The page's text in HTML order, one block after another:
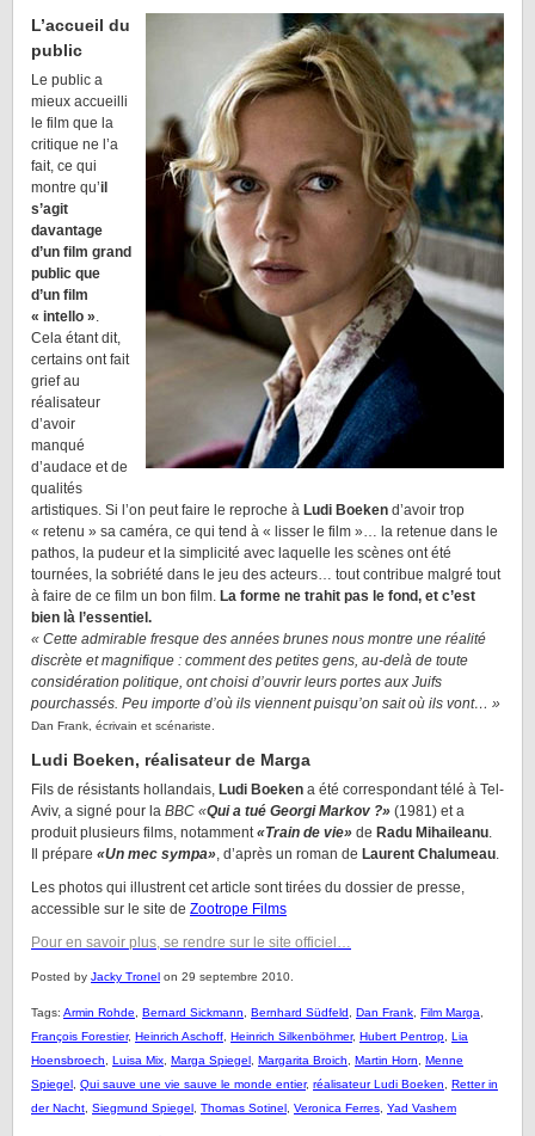
L’accueil du
public
Le public a
mieux accueilli
le film que la
critique ne l’a
fait, ce qui
montre qu’il
s’agit
davantage
d’un film grand
public que
d’un film
« intello ».
Cela étant dit,
certains ont fait
grief au
réalisateur
d’avoir
manqué
d’audace et de
qualités
artistiques. Si l’on peut faire le reproche à Ludi Boeken d’avoir trop
« retenu » sa caméra, ce qui tend à « lisser le film »… la retenue dans le
pathos, la pudeur et la simplicité avec laquelle les scènes ont été
tournées, la sobriété dans le jeu des acteurs… tout contribue malgré tout
à faire de ce film un bon film. La forme ne trahit pas le fond, et c’est
bien là l’essentiel.
« Cette admirable fresque des années brunes nous montre une réalité
discrète et magnifique : comment des petites gens, au-delà de toute
considération politique, ont choisi d’ouvrir leurs portes aux Juifs
pourchassés. Peu importe d’où ils viennent puisqu’on sait où ils vont… »
Dan Frank, écrivain et scénariste.
Ludi Boeken, réalisateur de Marga
Fils de résistants hollandais, Ludi Boeken a été correspondant télé à Tel-
Aviv, a signé pour la BBC «Qui a tué Georgi Markov ?» (1981) et a
produit plusieurs films, notamment«Train de vie» de Radu Mihaileanu.
Il prépare «Un mec sympa», d’après un roman de Laurent Chalumeau.
Les photos qui illustrent cet article sont tirées du dossier de presse,
accessible sur le site de Zootrope Films
Pour en savoir plus, se rendre sur le site officiel…
Posted by Jacky Tronel on 29 septembre 2010.
Tags: Armin Rohde Bernard Sickmann Bernhard Südfeld Dan Frank Film Marga
François Forestier, Heinrich Aschoff Heinrich Silkenböhmer, Hubert Pentrop Lia
Hoensbroech
Luisa Mix Marga Spiegel Margarita Broich Martin Horn
Menne
Spiegel Qui sauve une vie sauve le monde entier, réalisateur Ludi Boeken
Retter in
der Nacht Siegmund Spiegel Thomas Sotinel Veronica Ferres Yad Vashem